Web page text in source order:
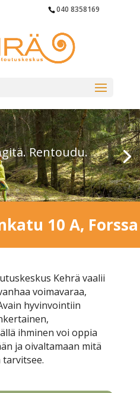
040 8358169
Rentoudu.
10 A, Forssa
Kehrä vaalii
voimavaraa,
hyvinvointiin
ihminen voi oppia
ja oivaltamaan mitä